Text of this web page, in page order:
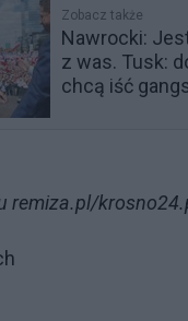
Zobacz także
Nawrocki:
z was. Tusk:
chcą iść
remiza.pl/